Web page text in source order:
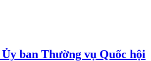
ban Thường vụ Quốc hội